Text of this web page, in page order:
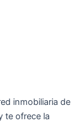
inmobiliaria de
te ofrece la